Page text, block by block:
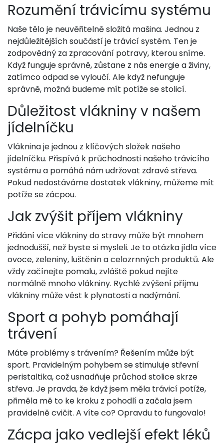
Rozumění trávicímu systému
Naše tělo je neuvěřitelně složitá mašina. Jednou z
nejdůležitějších součástí je trávicí systém. Ten je
zodpovědný za zpracování potravy, kterou sníme.
Když funguje správně, zůstane z nás energie a živiny,
zatímco odpad se vyloučí. Ale když nefunguje
správně, možná budeme mít potíže se stolicí.
Důležitost vlákniny v našem
jídelníčku
Vláknina je jednou z klíčových složek našeho
jídelníčku. Přispívá k průchodnosti našeho trávicího
systému a pomáhá nám udržovat zdravé střeva.
Pokud nedostáváme dostatek vlákniny, můžeme mít
potíže se zácpou.
Jak zvýšit příjem vlákniny
Přidání více vlákniny do stravy může být mnohem
jednodušší, než byste si mysleli. Je to otázka jídla více
ovoce, zeleniny, luštěnin a celozrnných produktů. Ale
vždy začínejte pomalu, zvláště pokud nejíte
normálně mnoho vlákniny. Rychlé zvýšení příjmu
vlákniny může vést k plynatosti a nadýmání.
Sport a pohyb pomáhají
trávení
Máte problémy s trávením? Řešením může být
sport. Pravidelným pohybem se stimuluje střevní
peristaltika, což usnadňuje průchod stolice skrze
střeva. Je pravda, že když jsem měla trávicí potíže,
přiměla mě to ke kroku z pohodlí a začala jsem
pravidelně cvičit. A víte co? Opravdu to fungovalo!
Zácpa jako vedlejší efekt léků